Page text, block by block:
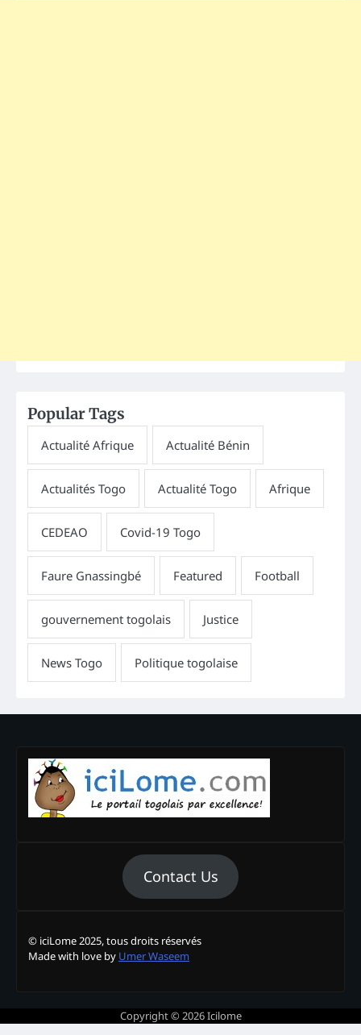
Popular Tags
Contact Us
© iciLome 2025, tous droits réservés
Made with love by Umer Waseem
Copyright © 2026Icilome